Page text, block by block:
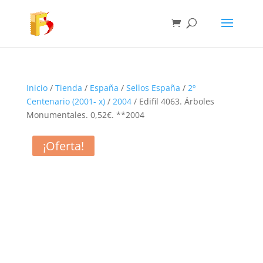
Inicio/ Tienda / España / Sellos España / 2º
Centenario (2001- x)/ 2004/ Edifil 4063. Árboles
Monumentales. 0,52€. **2004
¡Oferta!